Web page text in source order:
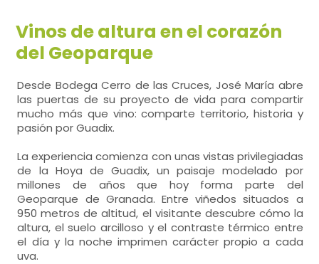
Vinos de altura en el corazón
del Geoparque
Desde Bodega Cerro de las Cruces, José María abre
las puertas de su proyecto de vida para compartir
mucho más que vino: comparte territorio, historia y
pasión por Guadix.
La experiencia comienza con unas vistas privilegiadas
de la Hoya de Guadix, un paisaje modelado por
millones de años que hoy forma parte del
Geoparque de Granada. Entre viñedos situados a
950 metros de altitud, el visitante descubre cómo la
altura, el suelo arcilloso y el contraste térmico entre
el día y la noche imprimen carácter propio a cada
uva.